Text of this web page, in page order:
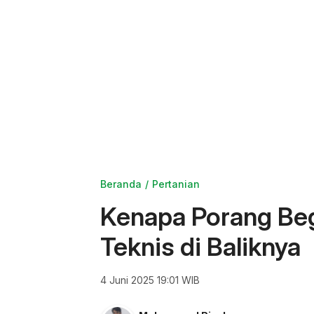
Beranda Pertanian
Kenapa Porang
Teknis di Baliknya
4 Juni 2025 19:01 WIB